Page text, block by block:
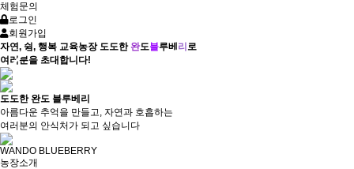
체험문의
로그인
회원가입
자연, 쉼, 행복 교육농장 도도한완도블루베리 로
여러분을 초대합니다!
도도한 완도 블루베리
아름다운 추억을 만들고, 자연과 호흡하는
여러분의 안식처가 되고 싶습니다
WANDO BLUEBERRY
농장소개